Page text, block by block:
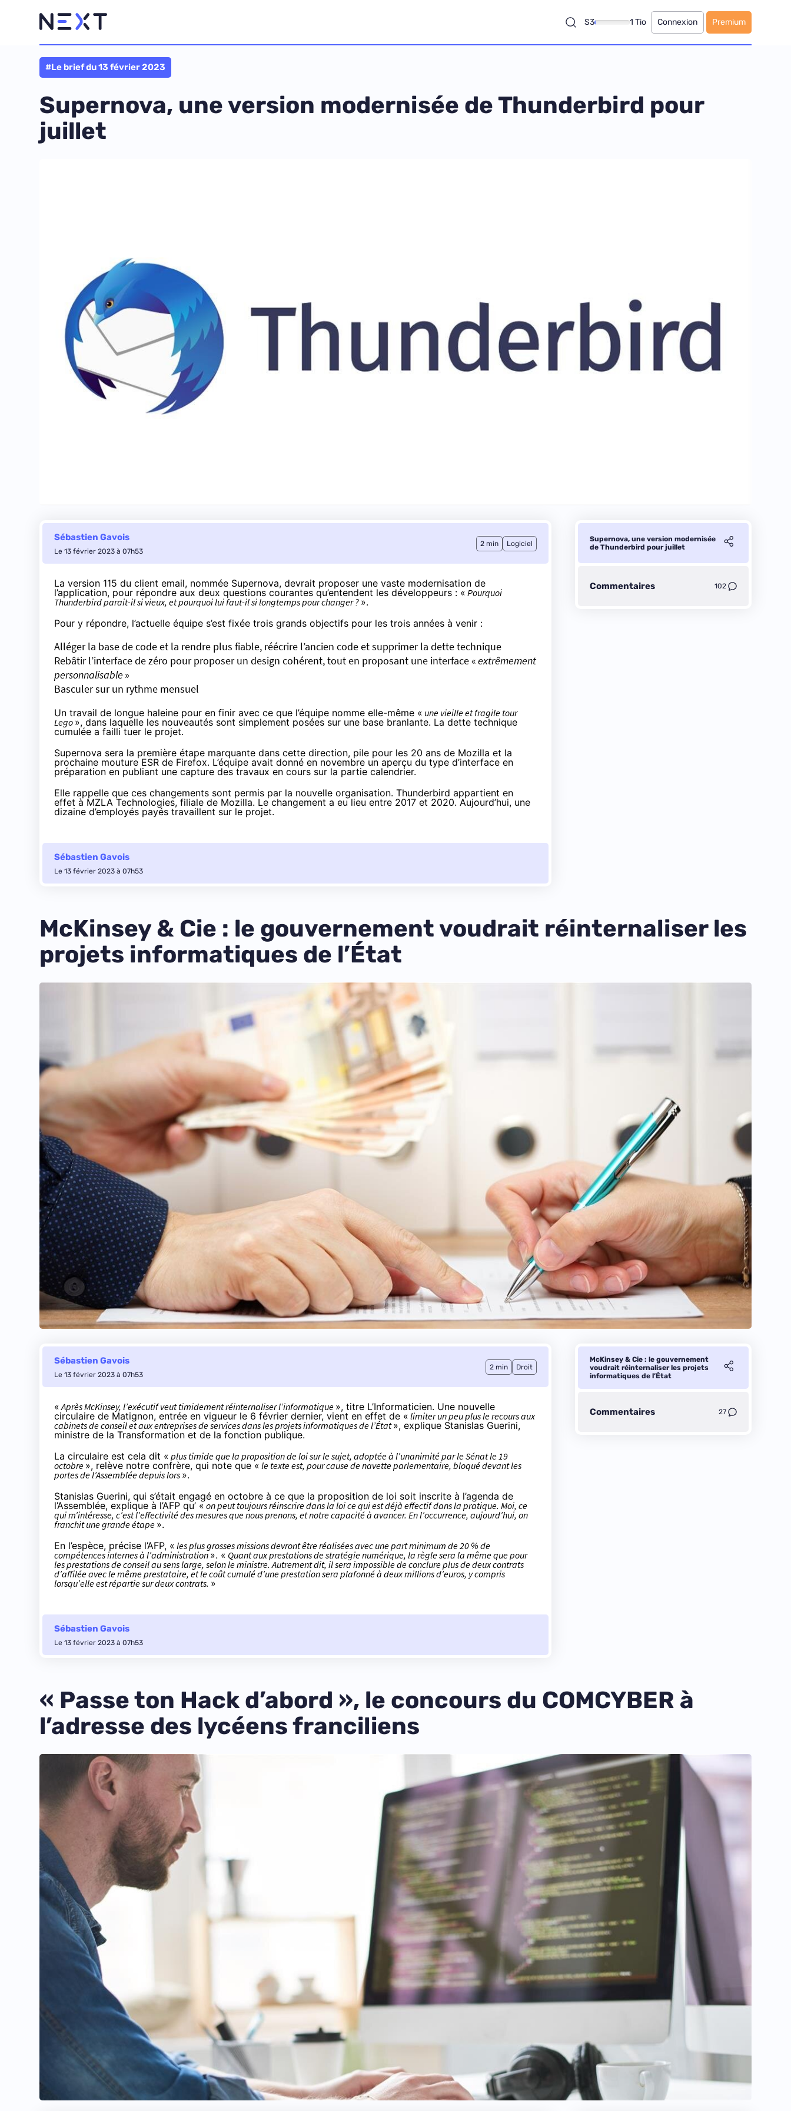
S3 1 Tio Connexion Premium
#Le brief du 13 février 2023
Supernova, une version modernisée de Thunderbird pour
juillet
Sébastien Gavois
Le 13 février 2023 à 07h53
2 min Logiciel
La version 115 du client email, nommée Supernova, devrait proposer une vaste modernisation de
l’application, pour répondre aux deux questions courantes qu’entendent les développeurs : « Pourquoi
Thunderbird parait-il si vieux, et pourquoi lui faut-il si longtemps pour changer ? ».
Pour y répondre, l’actuelle équipe s’est fixée trois grands objectifs pour les trois années à venir :
Alléger la base de code et la rendre plus fiable, réécrire l’ancien code et supprimer la dette technique
Rebâtir l’interface de zéro pour proposer un design cohérent, tout en proposant une interface «extrêmement
personnalisable »
Basculer sur un rythme mensuel
Un travail de longue haleine pour en finir avec ce que l’équipe nomme elle-même « une vieille et fragile tour
Lego », dans laquelle les nouveautés sont simplement posées sur une base branlante. La dette technique
cumulée a failli tuer le projet.
Supernova sera la première étape marquante dans cette direction, pile pour les 20 ans de Mozilla et la
prochaine mouture ESR de Firefox. L’équipe avait donné en novembre un aperçu du type d’interface en
préparation en publiant une capture des travaux en cours sur la partie calendrier.
Elle rappelle que ces changements sont permis par la nouvelle organisation. Thunderbird appartient en
effet à MZLA Technologies, filiale de Mozilla. Le changement a eu lieu entre 2017 et 2020. Aujourd’hui, une
dizaine d’employés payés travaillent sur le projet.
Sébastien Gavois
Le 13 février 2023 à 07h53
Supernova, une version modernisée
de Thunderbird pour juillet
Commentaires 102
McKinsey & Cie : le gouvernement voudrait réinternaliser les
projets informatiques de l’État
Sébastien Gavois
Le 13 février 2023 à 07h53
2 min Droit
«Après McKinsey, l’exécutif veut timidement réinternaliser l’informatique », titre L’Informaticien. Une nouvelle
circulaire de Matignon, entrée en vigueur le 6 février dernier, vient en effet de « limiter un peu plus le recours aux
cabinets de conseil et aux entreprises de services dans les projets informatiques de l’État», explique Stanislas Guerini,
ministre de la Transformation et de la fonction publique.
La circulaire est cela dit « plus timide que la proposition de loi sur le sujet, adoptéeà l’unanimité par le Sénat le 19
octobre », relève notre confrère, qui note que « le texte est, pour cause de navette parlementaire, bloqué devant les
portes de l’Assemblée depuis lors ».
Stanislas Guerini, qui s’était engagé en octobre à ce que la proposition de loi soit inscrite à l’agenda de
l’Assemblée, explique à l’AFP qu’ «on peut toujours réinscrire dans la loi ce qui est déjà effectif dans la pratique. Moi, ce
qui m’intéresse, c’est l’effectivité des mesures que nous prenons, et notre capacité à avancer. En l’occurrence, aujourd’hui, on
franchit une grande étape ».
En l’espèce, précise l’AFP, « les plus grosses missions devront être réalisées avec une part minimum de 20 % de
compétences internes à l’administration ». « Quant aux prestations de stratégie numérique, la règle sera la même que pour
les prestations de conseil au sens large, selon le ministre. Autrement dit, il sera impossible de conclure plus de deux contrats
d’affilée avec le même prestataire, et le coût cumulé d’une prestation sera plafonné à deux millions d’euros, y compris
lorsqu’elle est répartie sur deux contrats. »
Sébastien Gavois
Le 13 février 2023 à 07h53
McKinsey & Cie : le gouvernement
voudrait réinternaliser les projets
informatiques de l’État
Commentaires 27
« Passe ton Hack d’abord », le concours du COMCYBER à
l’adresse des lycéens franciliens